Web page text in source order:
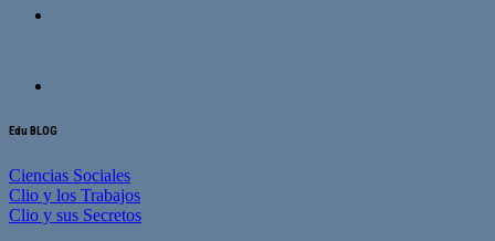
Edu BLOG
Ciencias Sociales
Clio y los Trabajos
Clio y sus Secretos